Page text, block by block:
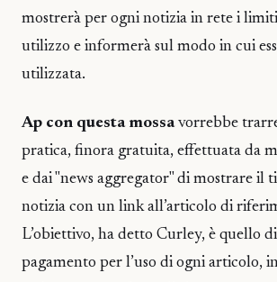
mostrerà per ogni notizia in rete i
utilizzo e informerà sul modo in cui
utilizzata.
Ap con questa mossavorrebbe
pratica, finora gratuita, effettuata da
e dai "news aggregator" di mostrare il
notizia con un link all’articolo di
L’obiettivo, ha detto Curley, è quello
pagamento per l’uso di ogni articolo,